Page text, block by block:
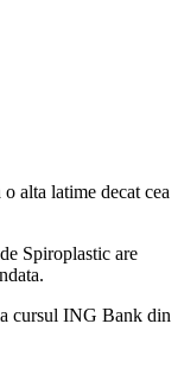
alta latime decat cea
Spiroplastic are
cursul ING Bank din